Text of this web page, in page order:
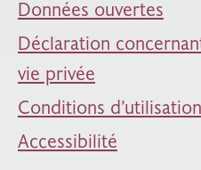
Données ouvertes
Déclaration
vie privée
Conditions d’utilisation
Accessibilité